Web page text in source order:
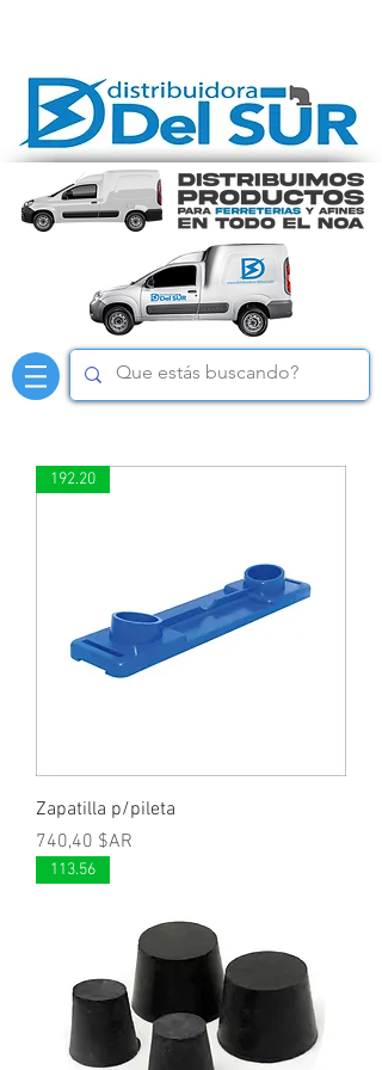
192.20
Zapatilla p/pileta
Prix
740,40 $AR
113.56